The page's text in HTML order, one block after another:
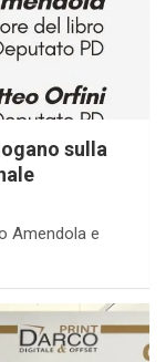
sulla
Amendola e